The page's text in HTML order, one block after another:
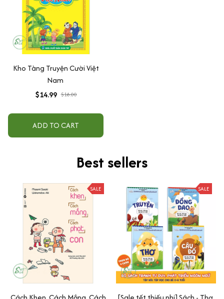
Kho Tàng Truyện Cười Việt
Nam
$14.99 $18.00
ADD TO CART
Best sellers
SALE SALE